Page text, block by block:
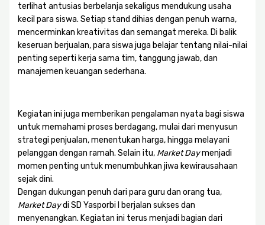
terlihat antusias berbelanja sekaligus mendukung usaha
kecil para siswa. Setiap stand dihias dengan penuh warna,
mencerminkan kreativitas dan semangat mereka. Di balik
keseruan berjualan, para siswa juga belajar tentang nilai-nilai
penting seperti kerja sama tim, tanggung jawab, dan
manajemen keuangan sederhana.
Kegiatan ini juga memberikan pengalaman nyata bagi siswa
untuk memahami proses berdagang, mulai dari menyusun
strategi penjualan, menentukan harga, hingga melayani
pelanggan dengan ramah. Selain itu, Market Daymenjadi
momen penting untuk menumbuhkan jiwa kewirausahaan
sejak dini.
Dengan dukungan penuh dari para guru dan orang tua,
Market Daydi SD Yasporbi I berjalan sukses dan
menyenangkan. Kegiatan ini terus menjadi bagian dari